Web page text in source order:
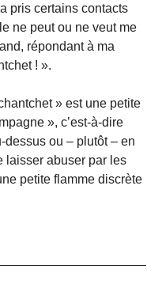
pris certains contacts
ne peut ou ne veut me
répondant à ma
! ».
» est une petite
», c’est-à-dire
dessus ou – plutôt – en
laisser abuser par les
petite flamme discrète